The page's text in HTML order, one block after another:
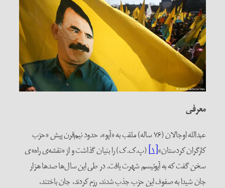
معرفی
عبدالله اوجالان (۷۶ ساله) ملقب به «آپو»، حدود نیم‌قرن پیش «حزب
کارگران کردستان»[۱] (پ.ک.ک) را بنیان گذاشت و از «نقشه‌ی راه»ی
سخن گفت که به آپوئیسم شهرت یافت. در طی این سال‌ها صدها هزار
جان شیدا به صفوف این حزب جذب شدند، رزم کردند، جان باختند،